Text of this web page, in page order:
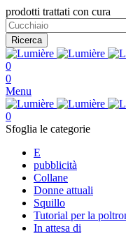
prodotti trattati con cura
Ricerca
0
0
Menu
0
Sfoglia le categorie
E
pubblicità
Collane
Donne attuali
Squillo
Tutorial per la
In attesa di